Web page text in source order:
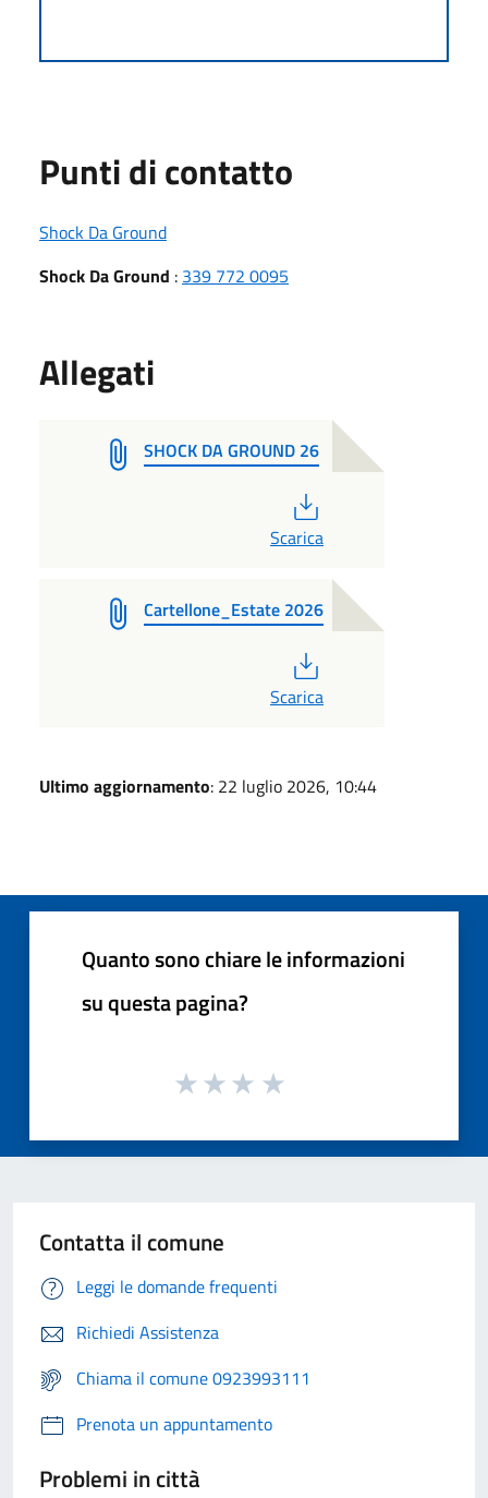
Punti di contatto
Shock Da Ground
Shock Da Ground : 339 772 0095
Allegati
SHOCK DA GROUND 26
Scarica
Cartellone_Estate 2026
Scarica
Ultimo aggiornamento: 22 luglio 2026, 10:44
Quanto sono chiare le informazioni
su questa pagina?
Contatta il comune
Leggi le domande frequenti
Richiedi Assistenza
Chiama il comune 0923993111
Prenota un appuntamento
Problemi in città